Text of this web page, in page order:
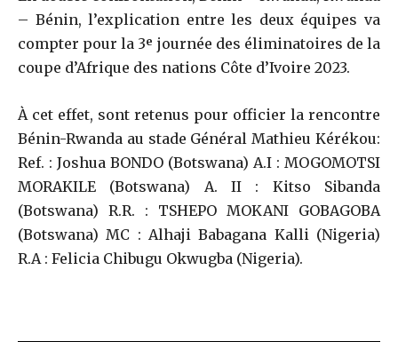
– Bénin, l’explication entre les deux équipes va
compter pour la 3ᵉ journée des éliminatoires de la
coupe d’Afrique des nations Côte d’Ivoire 2023.
À cet effet, sont retenus pour officier la rencontre
Bénin-Rwanda au stade Général Mathieu Kérékou:
Ref. : Joshua BONDO (Botswana) A.I : MOGOMOTSI
MORAKILE (Botswana) A. II : Kitso Sibanda
(Botswana) R.R. : TSHEPO MOKANI GOBAGOBA
(Botswana) MC : Alhaji Babagana Kalli (Nigeria)
R.A : Felicia Chibugu Okwugba (Nigeria).